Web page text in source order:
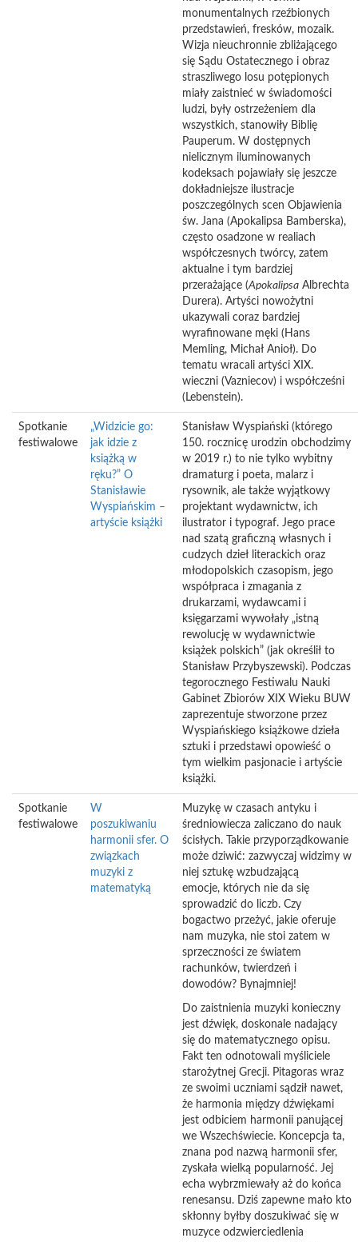
monumentalnych rzeźbionych
przedstawień, fresków, mozaik.
Wizja nieuchronnie zbliżającego
się Sądu Ostatecznego i obraz
straszliwego losu potępionych
miały zaistnieć w świadomości
ludzi, były ostrzeżeniem dla
wszystkich, stanowiły Biblię
Pauperum. W dostępnych
nielicznym iluminowanych
kodeksach pojawiały się jeszcze
dokładniejsze ilustracje
poszczególnych scen Objawienia
św. Jana (Apokalipsa Bamberska),
często osadzone w realiach
współczesnych twórcy, zatem
aktualne i tym bardziej
przerażające (Apokalipsa Albrechta
Durera). Artyści nowożytni
ukazywali coraz bardziej
wyrafinowane męki (Hans
Memling, Michał Anioł). Do
tematu wracali artyści XIX.
wieczni (Vazniecov) i współcześni
(Lebenstein).
Spotkanie
festiwalowe
„Widzicie go:
jak idzie z
książką w
ręku?” O
Stanisławie
Wyspiańskim –
artyście książki
Stanisław Wyspiański (którego
150. rocznicę urodzin obchodzimy
w 2019 r.) to nie tylko wybitny
dramaturg i poeta, malarz i
rysownik, ale także wyjątkowy
projektant wydawnictw, ich
ilustrator i typograf. Jego prace
nad szatą graficzną własnych i
cudzych dzieł literackich oraz
młodopolskich czasopism, jego
współpraca i zmagania z
drukarzami, wydawcami i
księgarzami wywołały „istną
rewolucję w wydawnictwie
książek polskich” (jak określił to
Stanisław Przybyszewski). Podczas
tegorocznego Festiwalu Nauki
Gabinet Zbiorów XIX Wieku BUW
zaprezentuje stworzone przez
Wyspiańskiego książkowe dzieła
sztuki i przedstawi opowieść o
tym wielkim pasjonacie i artyście
książki.
Spotkanie
festiwalowe
W
poszukiwaniu
harmonii sfer. O
związkach
muzyki z
matematyką
Muzykę w czasach antyku i
średniowiecza zaliczano do nauk
ścisłych. Takie przyporządkowanie
może dziwić: zazwyczaj widzimy w
niej sztukę wzbudzającą
emocje, których nie da się
sprowadzić do liczb. Czy
bogactwo przeżyć, jakie oferuje
nam muzyka, nie stoi zatem w
sprzeczności ze światem
rachunków, twierdzeń i
dowodów? Bynajmniej!
Do zaistnienia muzyki konieczny
jest dźwięk, doskonale nadający
się do matematycznego opisu.
Fakt ten odnotowali myśliciele
starożytnej Grecji. Pitagoras wraz
ze swoimi uczniami sądził nawet,
że harmonia między dźwiękami
jest odbiciem harmonii panującej
we Wszechświecie. Koncepcja ta,
znana pod nazwą harmonii sfer,
zyskała wielką popularność. Jej
echa wybrzmiewały aż do końca
renesansu. Dziś zapewne mało kto
skłonny byłby doszukiwać się w
muzyce odzwierciedlenia